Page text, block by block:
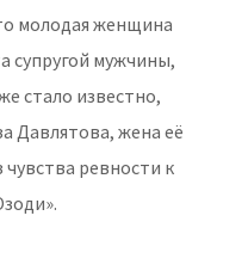
молодая женщина
супругой мужчины,
стало известно,
Давлятова, жена её
ревности к